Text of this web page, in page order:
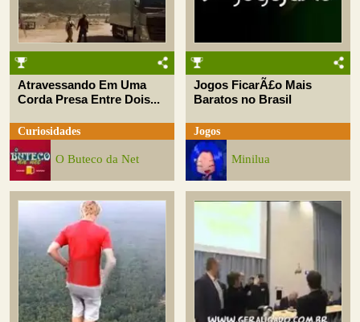
Atravessando Em Uma
Corda Presa Entre Dois...
Curiosidades
O Buteco da Net
Jogos FicarÃ£o Mais
Baratos no Brasil
Jogos
Minilua